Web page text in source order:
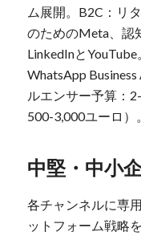
ム展開。B2C：リ
のためのMeta、認
LinkedInと
WhatsApp
ルエンサー予算：
500-3,000ユーロ）。
中堅・中小
各チャンネルに専
ットフォーム戦略